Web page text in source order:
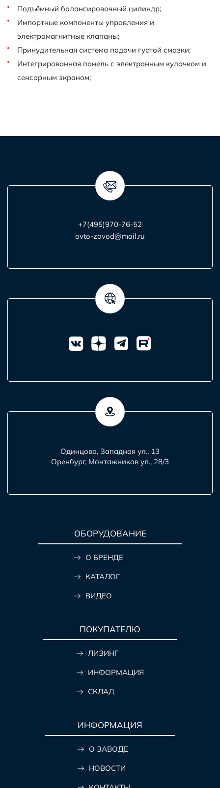
Подъёмный балансировочный цилиндр;
Импортные компоненты управления и
электромагнитные клапаны;
Принудительная система подачи густой смазки;
Интегрированная панель с электронным кулачком и
сенсорным экраном;
+7(495)970-76-52
ovto-zavod@mail.ru
Одинцово, Западная ул., 13
Оренбург, Монтажников ул., 28/3
ОБОРУДОВАНИЕ
О БРЕНДЕ
КАТАЛОГ
ВИДЕО
ПОКУПАТЕЛЮ
ЛИЗИНГ
ИНФОРМАЦИЯ
СКЛАД
ИНФОРМАЦИЯ
О ЗАВОДЕ
НОВОСТИ